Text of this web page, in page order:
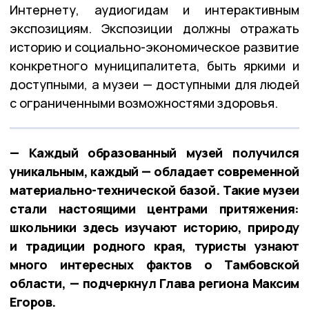
Интернету, аудиогидам и интерактивным
экспозициям. Экспозиции должны отражать
историю и социально-экономическое развитие
конкретного муниципалитета, быть яркими и
доступными, а музеи — доступными для людей
с ограниченными возможностями здоровья.
— Каждый образованный музей получился
уникальным, каждый — обладает современной
материально-технической базой. Такие музеи
стали настоящими центрами притяжения:
школьники здесь изучают историю, природу
и традиции родного края, туристы узнают
много интересных фактов о Тамбовской
области, — подчеркнул Глава региона Максим
Егоров.